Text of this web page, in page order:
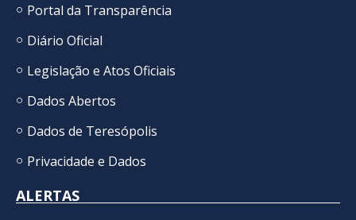
Portal da Transparência
Diário Oficial
Legislação e Atos Oficiais
Dados Abertos
Dados de Teresópolis
Privacidade e Dados
ALERTAS